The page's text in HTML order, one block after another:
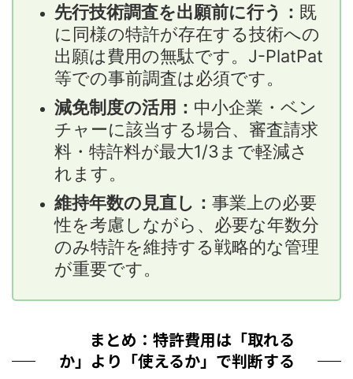
先行技術調査を出願前に行う： 既
に同様の特許が存在する技術への
出願は費用の無駄です。J-PlatPat
等での事前調査は必須です。
減免制度の活用： 中小企業・ベン
チャーに該当する場合、審査請求
料・特許料が最大1/3まで軽減さ
れます。
維持年数の見直し： 事業上の必要
性を考慮しながら、必要な年数分
のみ特許を維持する戦略的な管理
が重要です。
まとめ：特許費用は「取れる
か」より「使えるか」で判断する